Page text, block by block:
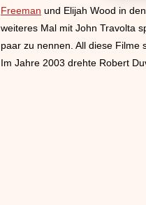
Freeman und Elijah Wood in
weiteres Mal mit John Travolta
paar zu nennen. All diese Filme
Im Jahre 2003 drehte Robert